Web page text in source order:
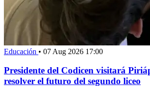
Educación • 07 Aug 2026 17:00
Presidente del Codicen visitará
resolver el futuro del segundo liceo